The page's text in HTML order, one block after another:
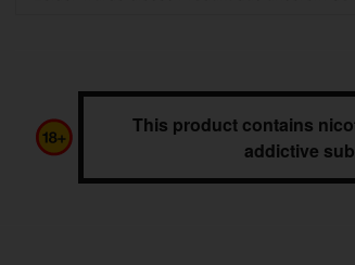
This product contains
addictive